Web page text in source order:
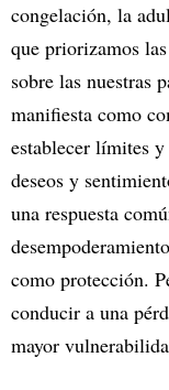
congelación, la
que priorizamos
sobre las nuestras
manifiesta como
establecer límites
deseos y
una respuesta
como protección.
conducir a una
mayor